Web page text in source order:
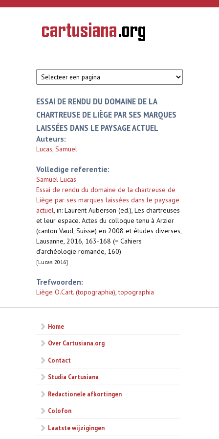
Overslaan en naar de inhoud gaan
CARTUSIANA
Geschiedenis
van de
ESSAI DE RENDU DU DOMAINE DE LA
CHARTREUSE DE LIÈGE PAR SES MARQUES
LAISSÉES DANS LE PAYSAGE ACTUEL
Auteurs:
Lucas, Samuel
Volledige referentie:
Samuel Lucas
Essai de rendu du domaine de la chartreuse de
Liège par ses marques laissées dans le paysage
actuel, in: Laurent Auberson (ed.), Les chartreuses
et leur espace. Actes du colloque tenu à Arzier
(canton Vaud, Suisse) en 2008 et études diverses,
Lausanne, 2016, 163-168 (= Cahiers
d’archéologie romande, 160)
[Lucas 2016]
Trefwoorden:
Liège O.Cart. (topographia),topographia
Home
Over Cartusiana.org
Contact
Studia Cartusiana
Redactionele afkortingen
Colofon
Laatste wijzigingen